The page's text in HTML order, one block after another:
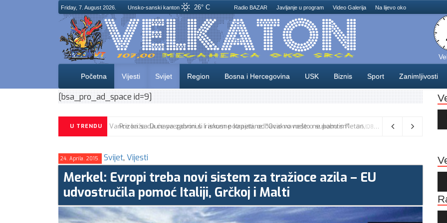
Friday, 7. August 2026. Unsko-sanski kanton 26° C Radio BAZAR Javljanje u program Video Galerija Na lijevo oko
Početna Vijesti Svijet Region Bosna i Hercegovina USK Biznis Sport Zanimljivosti
[bsa_pro_ad_space id=9]
U TRENDU Vance kaže da će pregovori s Iranom potrajati, odbacio navode o sukobu s Netanyahuom 06/08/2026
24. Aprila. 2015. Svijet, Vijesti
Merkel: Evropi treba novi sistem za tražioce azila – EU
udvostručila pomoć Italiji, Grčkoj i Malti